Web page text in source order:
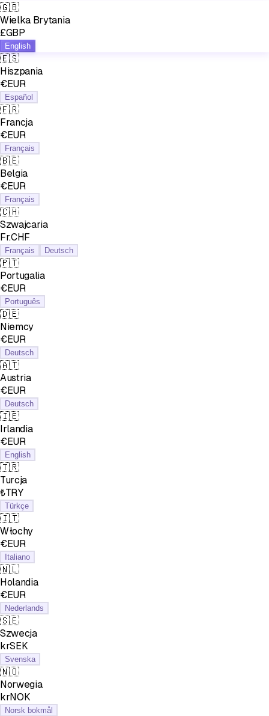
🇬🇧
Wielka Brytania
£GBP
English
🇪🇸
Hiszpania
€EUR
Español
🇫🇷
Francja
€EUR
Français
🇧🇪
Belgia
€EUR
Français
🇨🇭
Szwajcaria
Fr.CHF
Français Deutsch
🇵🇹
Portugalia
€EUR
Português
🇩🇪
Niemcy
€EUR
Deutsch
🇦🇹
Austria
€EUR
Deutsch
🇮🇪
Irlandia
€EUR
English
🇹🇷
Turcja
₺TRY
Türkçe
🇮🇹
Włochy
€EUR
Italiano
🇳🇱
Holandia
€EUR
Nederlands
🇸🇪
Szwecja
krSEK
Svenska
🇳🇴
Norwegia
krNOK
Norsk bokmål